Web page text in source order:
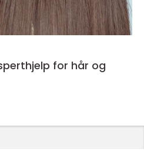
for hår og